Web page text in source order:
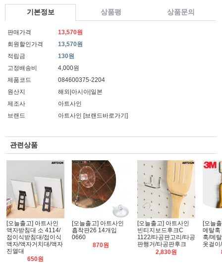
기본정보 상품평 상품문의
판매가격
13,570원
회원할인가격
13,570원
적립금
130원
고정배송비
4,000원
제품코드
084600375-2204
원산지
해외|아시아|일본
제조사
아트사인
브랜드
아트사인 [브랜드바로가기]
관련상품
[오늘출고] 아트사인
액자받침대 소 4114/
접이식받침대/접이식
액자/액자거치대/액자
진열대
650원
[오늘출고] 아트사인
흡착판26 14개입
0660
870원
[오늘출고] 아트사인
빈티지보드후크C
1122/타공판고리/타공
판행거/타공판후크
2,830원
[오늘
메탈훅
훅/메
옷걸